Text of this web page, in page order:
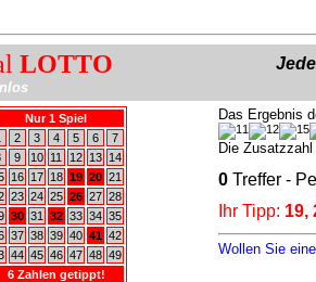
LOTTO
Nur 1 Spiel
2 3 4 5 6
7
9 10 11 12 13
14
16 17 18 19 20 21
23 24 25 26 27 28
30 31 32 33 34 35
37 38 39 40 41 42
44 45 46 47 48 49
6 Zahlen getippt!
Das Ergebnis
Die Zusatzzahl
0 Treffer -
Ihr Tipp: 19,
Wollen Sie